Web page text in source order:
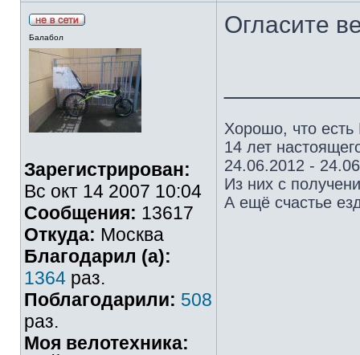
Балабол
Зарегистрирован:
Вс окт 14 2007 10:04
Сообщения: 13617
Откуда: Москва
Благодарил (а):
1364 раз.
Поблагодарили: 508
раз.
Моя велотехника:
Огласите
Хорошо, что
14 лет
24.06.2012 -
Из них с
А ещё счастье